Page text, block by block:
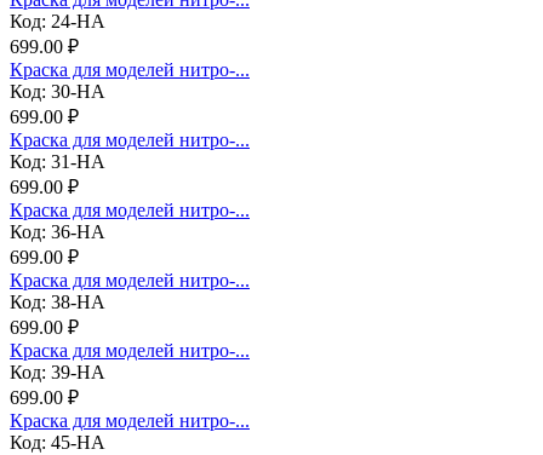
Код: 24-НА
699.00 ₽
Краска для моделей нитро-...
Код: 30-НА
699.00 ₽
Краска для моделей нитро-...
Код: 31-НА
699.00 ₽
Краска для моделей нитро-...
Код: 36-НА
699.00 ₽
Краска для моделей нитро-...
Код: 38-НА
699.00 ₽
Краска для моделей нитро-...
Код: 39-НА
699.00 ₽
Краска для моделей нитро-...
Код: 45-НА